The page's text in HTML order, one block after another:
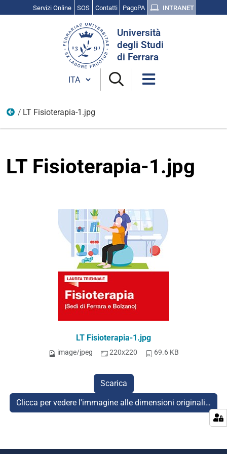
Servizi Online SOS Contatti PagoPA INTRANET
Università
degli Studi
di Ferrara
Cambia lingua
Banner 24
LT Fisioterapia-1.jpg
LT Fisioterapia-1.jpg
LT Fisioterapia-1.jpg
image/jpeg 220x220 69.6 KB
Scarica
Clicca per vedere l'immagine alle dimensioni originali…